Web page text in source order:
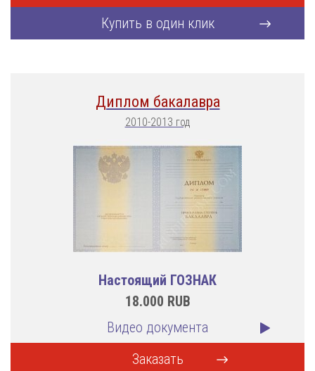
Купить в один клик
Диплом бакалавра
2010-2013 год
Настоящий ГОЗНАК
18.000 RUB
Видео документа
Заказать